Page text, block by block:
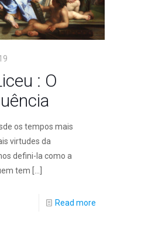
: O
os tempos mais
virtudes da
defini-la como a
tem
Read more